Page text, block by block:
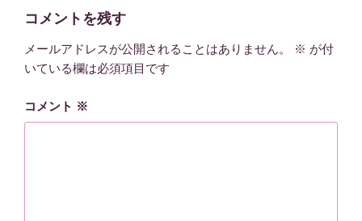
コメントを残す
メールアドレスが公開されることはありません。 ※ が付
いている欄は必須項目です
コメント ※